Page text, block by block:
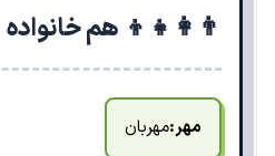
👨‍👩‍👧‍👦 هم خانواده
مهر:مهربان